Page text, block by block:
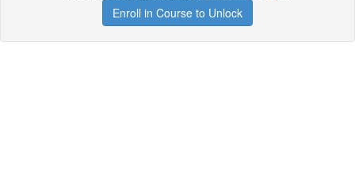
Enroll in Course to Unlock